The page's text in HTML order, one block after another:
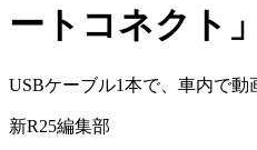
ートコネクト
USBケーブル1本で、車内で動
新R25編集部